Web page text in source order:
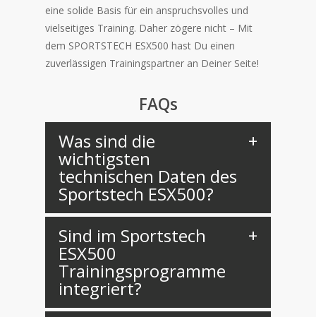
eine solide Basis für ein anspruchsvolles und
vielseitiges Training. Daher zögere nicht – Mit
dem SPORTSTECH ESX500 hast Du einen
zuverlässigen Trainingspartner an Deiner Seite!
FAQs
Was sind die
wichtigsten
technischen Daten des
Sportstech ESX500?
Sind im Sportstech
ESX500
Trainingsprogramme
integriert?